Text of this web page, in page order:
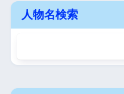
人物名検索